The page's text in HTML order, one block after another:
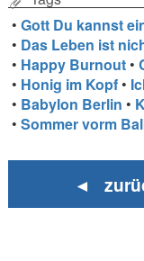
•Gott Du kannst
• Das Leben ist
• Happy Burnout •
• Honig im Kopf •
• Babylon Berlin •
•Sommer vorm
◄